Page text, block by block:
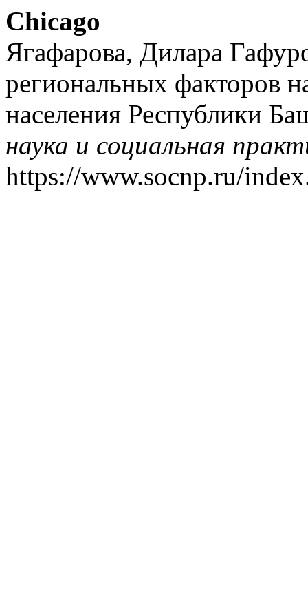
Chicago
Ягафарова, Дилара
региональных факторов
населения Республики
наука и социальная
https://www.socnp.ru/